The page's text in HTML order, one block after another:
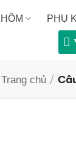
PHỤ
Trang chủ /